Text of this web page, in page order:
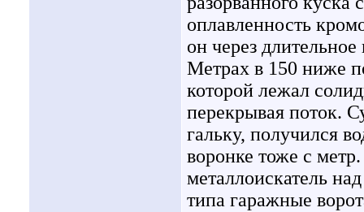
оплавленность
он через
Метрах в 150 ниже
которой лежал
перекрывая поток.
гальку, получился
воронке тоже с
металлоискатель
типа гаражные